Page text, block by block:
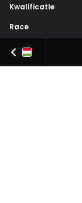
Kwalificatie
Race